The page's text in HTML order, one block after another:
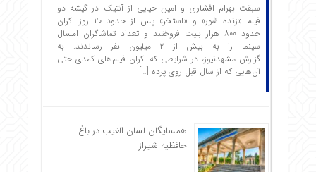
سبقت بهرام افشاری و امین حیایی از آنتیک در گیشه دو
فیلم «زنده شور» و «استخر» پس از حدود ۲۰ روز اکران
حدود ۸۰۰ هزار بلیت فروختند و تعداد تماشاگران امسال
سینما را به بیش از ۲ میلیون نفر رساندند. به
گزارش مشهدنیوز، در شرایطی که اکران فیلم‌های کمدی حتی
آن‌هایی که از سال قبل روی پرده […]
همسایگان لسان الغیب در باغ
حافظیه شیراز